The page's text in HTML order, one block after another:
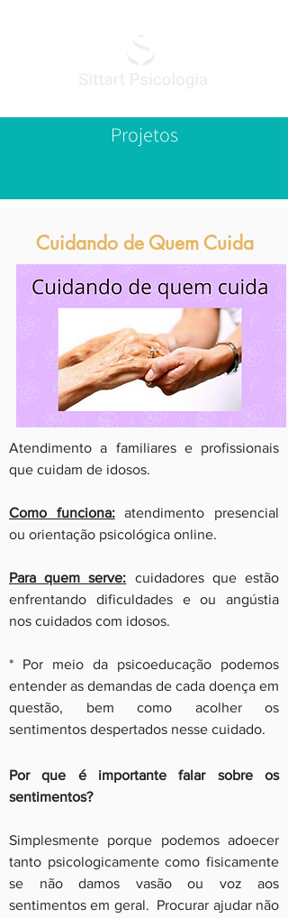
Projetos
Cuidando de Quem Cuida
Atendimento a familiares e profissionais
que cuidam de idosos.
Como funciona:atendimento presencial
ou orientação psicológica online.
Para quem serve: cuidadores que estão
enfrentando dificuldades e ou angústia
nos cuidados com idosos.
* Por meio da psicoeducação podemos
entender as demandas de cada doença em
questão, bem como acolher os
sentimentos despertados nesse cuidado.
Por que é importante falar sobre os
sentimentos?
Simplesmente porque podemos adoecer
tanto psicologicamente como fisicamente
se não damos vasão ou voz aos
sentimentos em geral. Procurar ajudar não